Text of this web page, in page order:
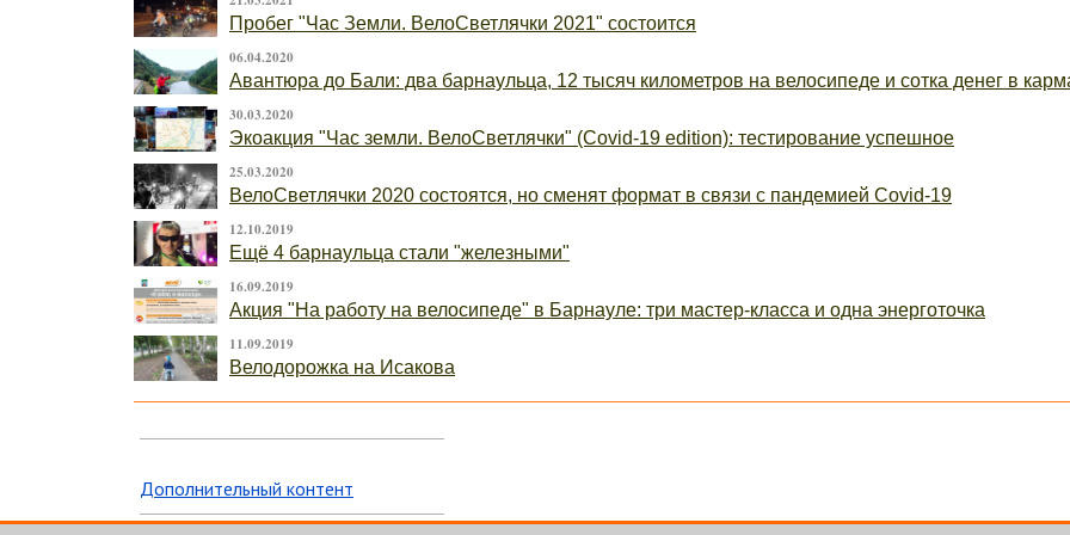
Пробег "Час Земли. ВелоСветлячки 2021" состоится
06.04.2020
Авантюра до Бали: два барнаульца, 12 тысяч километров на велосипеде и сотка денег в
30.03.2020
Экоакция "Час земли. ВелоСветлячки" (Covid-19 edition): тестирование успешное
25.03.2020
ВелоСветлячки 2020 состоятся, но сменят формат в связи с пандемией Covid-19
12.10.2019
Ещё 4 барнаульца стали "железными"
16.09.2019
Акция "На работу на велосипеде" в Барнауле: три мастер-класса и одна энерготочка
11.09.2019
Велодорожка на Исакова
Дополнительный контент